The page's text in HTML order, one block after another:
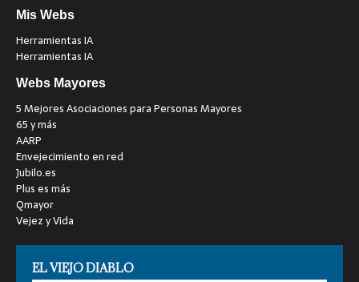
Mis Webs
Herramientas IA
Herramientas IA
Webs Mayores
5 Mejores Asociaciones para Personas Mayores
65 y más
AARP
Envejecimiento en red
Jubilo.es
Plus es más
Qmayor
Vejez y Vida
EL VIEJO DIABLO